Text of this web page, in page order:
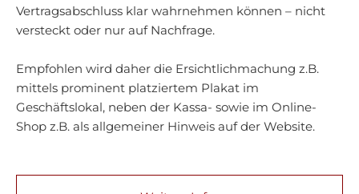
Vertragsabschluss klar wahrnehmen können – nicht
versteckt oder nur auf Nachfrage.
Empfohlen wird daher die Ersichtlichmachung z.B.
mittels prominent platziertem Plakat im
Geschäftslokal, neben der Kassa- sowie im Online-
Shop z.B. als allgemeiner Hinweis auf der Website.